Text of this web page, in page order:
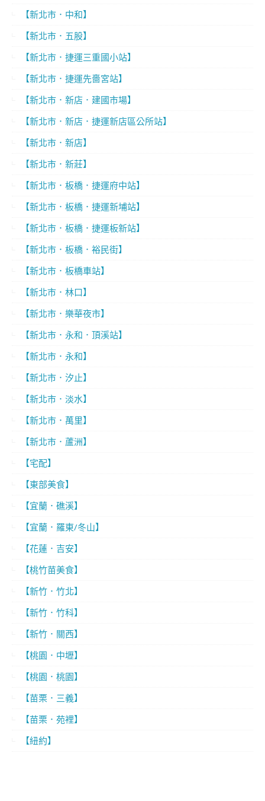
【新北市．中和】
【新北市．五股】
【新北市．捷運三重國小站】
【新北市．捷運先嗇宮站】
【新北市．新店．建國市場】
【新北市．新店．捷運新店區公所站】
【新北市．新店】
【新北市．新莊】
【新北市．板橋．捷運府中站】
【新北市．板橋．捷運新埔站】
【新北市．板橋．捷運板新站】
【新北市．板橋．裕民街】
【新北市．板橋車站】
【新北市．林口】
【新北市．樂華夜市】
【新北市．永和．頂溪站】
【新北市．永和】
【新北市．汐止】
【新北市．淡水】
【新北市．萬里】
【新北市．蘆洲】
【宅配】
【東部美食】
【宜蘭．礁溪】
【宜蘭．羅東/冬山】
【花蓮．吉安】
【桃竹苗美食】
【新竹．竹北】
【新竹．竹科】
【新竹．關西】
【桃園．中壢】
【桃園．桃園】
【苗栗．三義】
【苗栗．苑裡】
【紐約】